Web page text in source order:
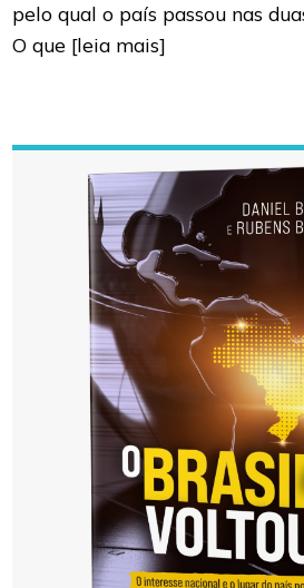
pelo qual o país passou nas
O que [leia mais]